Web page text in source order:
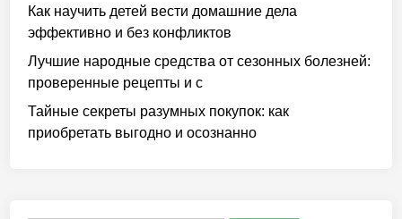
Как научить детей вести домашние дела
эффективно и без конфликтов
Лучшие народные средства от сезонных болезней:
проверенные рецепты и с
Тайные секреты разумных покупок: как
приобретать выгодно и осознанно